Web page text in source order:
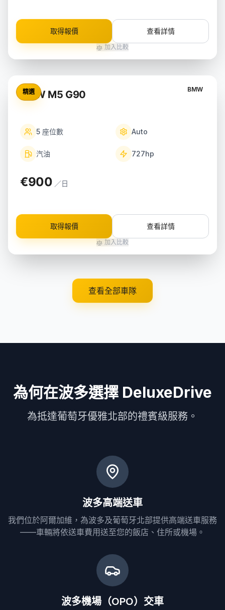
取得報價 查看詳情
加入比較
精選 BMW
BMW M5 G90
5 座位數 Auto
汽油 727hp
€900 ／日
取得報價 查看詳情
加入比較
查看全部車隊
為何在波多選擇 DeluxeDrive
為抵達葡萄牙優雅北部的禮賓級服務。
波多高端送車
我們位於阿爾加維，為波多及葡萄牙北部提供高端送車服務
——車輛將依送車費用送至您的飯店、住所或機場。
波多機場（OPO）交車